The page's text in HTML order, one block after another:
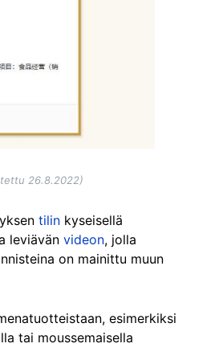
26.8.2022)
tilin kyseisellä
leviävän videon, jolla
on mainittu muun
esimerkiksi
tai moussemaisella